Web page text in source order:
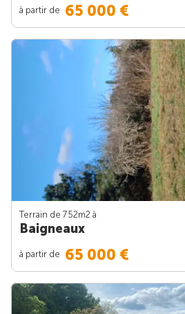
à partir de 65 000 €
Terrain de 752m2 à
Baigneaux
à partir de 65 000 €